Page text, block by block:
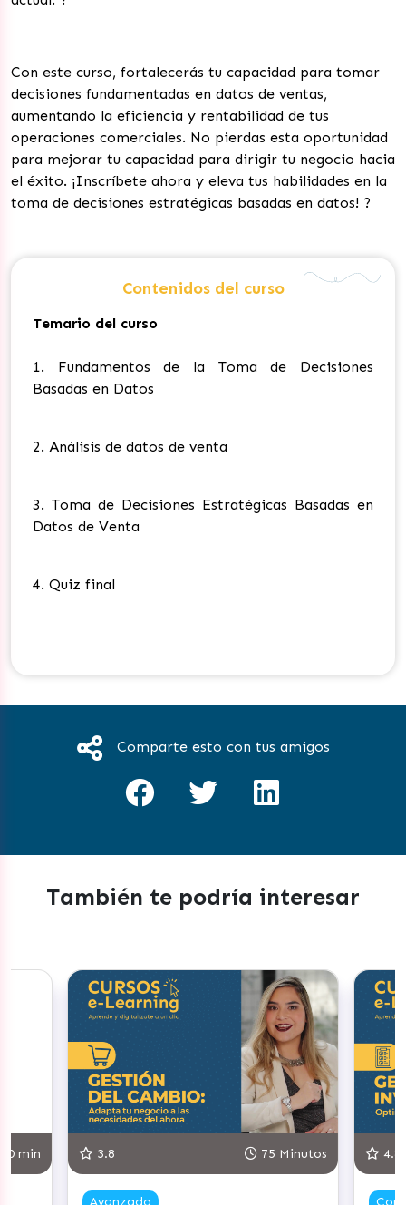
Con este curso, fortalecerás tu capacidad para tomar
decisiones fundamentadas en datos de ventas,
aumentando la eficiencia y rentabilidad de tus
operaciones comerciales. No pierdas esta oportunidad
para mejorar tu capacidad para dirigir tu negocio hacia
el éxito. ¡Inscríbete ahora y eleva tus habilidades en la
toma de decisiones estratégicas basadas en datos! ?
Contenidos del curso
Temario del curso
1. Fundamentos de la Toma de Decisiones
Basadas en Datos
2. Análisis de datos de venta
3. Toma de Decisiones Estratégicas Basadas en
Datos de Venta
4. Quiz final
Comparte esto con tus amigos
También te podría interesar
3.8 75 Minutos
Avanzado
4.8